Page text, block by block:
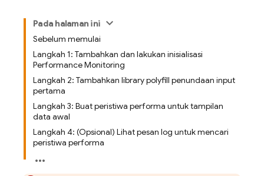
Pada halaman ini
Sebelum memulai
Langkah 1: Tambahkan dan lakukan inisialisasi
Performance Monitoring
Langkah 2: Tambahkan library polyfill penundaan input
pertama
Langkah 3: Buat peristiwa performa untuk tampilan
data awal
Langkah 4: (Opsional) Lihat pesan log untuk mencari
peristiwa performa